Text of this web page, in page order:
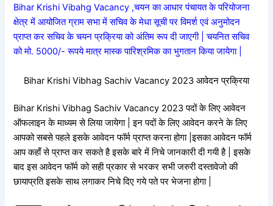
Bihar Krishi Vibahg Vacancy ,चयन का आधार पंचायत के परियोजना
क्षेत्र में आयोजित ग्राम सभा में सचिव के मेधा सूची पर विमर्श एवं अनुमोदन
प्राप्त कर सचिव के चयन प्रक्रिया को अंतिम रूप दी जाएगी | चयनित सचिव
को मो. 5000/- रूपये मात्र मास्क पारिश्रमिक का भुगतान किया जायेगा |
Bihar Krishi Vibhag Sachiv Vacancy 2023 आवेदन प्रक्रिया
Bihar Krishi Vibhag Sachiv Vacancy 2023 पदों के लिए आवेदन
ऑफलाइन के माध्यम से लिया जायेगा | इन पदों के लिए आवेदन करने के लिए
आपको सबसे पहले इसके आवेदन फॉर्म प्राप्त करना होगा |इसका आवेदन फॉर्म
आप कहाँ से प्राप्त कर सकते है इसके बारे में निचे जानकारी दी गयी है | इसके
बाद इस आवेदन फॉर्म को सही प्रकार से भरकर सभी जरुरी दस्तावेजो की
छायाप्रति इसके साथ लगाकर निचे दिए गये पते पर भेजना होगा |